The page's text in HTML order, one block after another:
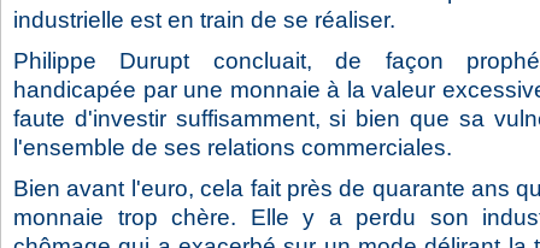
industrielle est en train de se réaliser.
Philippe Durupt concluait, de façon
handicapée par une monnaie à la valeur
faute d'investir suffisamment, si bien que sa
l'ensemble de ses relations commerciales.
Bien avant l'euro, cela fait près de quarante ans
monnaie trop chère. Elle y a perdu son